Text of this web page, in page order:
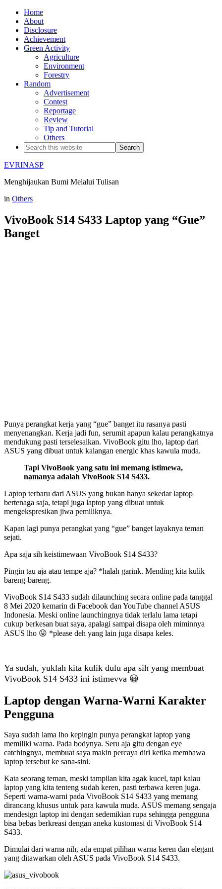
Home
About
Disclosure
Achievement
Green Activity
Agriculture
Environment
Forestry
Random
Advertisement
Contest
Reportage
Review
Tip and Tutorial
Others
EVRINASP
Menghijaukan Bumi Melalui Tulisan
in Others
VivoBook S14 S433 Laptop yang “Gue”
Banget
Punya perangkat kerja yang “gue” banget itu rasanya pasti
menyenangkan. Kerja jadi fun, serumit apapun kalau perangkatnya
mendukung pasti terselesaikan. VivoBook gitu lho, laptop dari
ASUS yang dibuat untuk kalangan energic khas kawula muda.
Tapi VivoBook yang satu ini memang istimewa,
namanya adalah VivoBook S14 S433.
Laptop terbaru dari ASUS yang bukan hanya sekedar laptop
bertenaga saja, tetapi juga laptop yang dibuat untuk
mengekspresikan jiwa pemiliknya.
Kapan lagi punya perangkat yang “gue” banget layaknya teman
sejati.
Apa saja sih keistimewaan VivoBook S14 S433?
Pingin tau aja atau tempe aja? *halah garink. Mending kita kulik
bareng-bareng.
VivoBook S14 S433 sudah dilaunching secara online pada tanggal
8 Mei 2020 kemarin di Facebook dan YouTube channel ASUS
Indonesia. Meski online launchingnya tidak terlalu lama tetapi
cukup berkesan buat saya, apalagi sampai disapa oleh miminnya
ASUS lho 😛 *please deh yang lain juga disapa keles.
Ya sudah, yuklah kita kulik dulu apa sih yang membuat
VivoBook S14 S433 ini istimevva 😀
Laptop dengan Warna-Warni Karakter
Pengguna
Saya sudah lama lho kepingin punya perangkat laptop yang
memiliki warna. Pada bodynya. Seru aja gitu dengan eye
catchingnya, membuat saya makin percaya diri ketika membawa
laptop tersebut ke sana-sini.
Kata seorang teman, meski tampilan kita agak kucel, tapi kalau
laptop yang kita tenteng sudah keren, pasti terbawa keren juga.
Seperti warna-warni pada VivoBook S14 S433 yang memang
dirancang khusus untuk para kawula muda. ASUS memang sengaja
mendesign laptop ini dengan sedemikian rupa sehingga pengguna
bisa bebas berkreasi dengan aneka kustomasi di VivoBook S14
S433.
Dimulai dari warna nih, ada empat pilihan warna keren dan elegant
yang ditawarkan oleh ASUS pada VivoBook S14 S433.